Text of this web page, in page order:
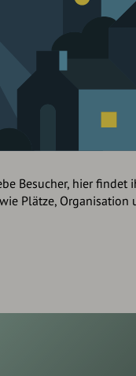
Besucher, hier findet
Plätze, Organisation